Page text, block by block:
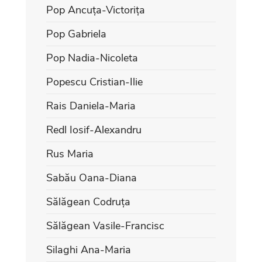
Pop Ancuța-Victorița
Pop Gabriela
Pop Nadia-Nicoleta
Popescu Cristian-Ilie
Rais Daniela-Maria
Redl Iosif-Alexandru
Rus Maria
Sabău Oana-Diana
Sălăgean Codruța
Sălăgean Vasile-Francisc
Silaghi Ana-Maria